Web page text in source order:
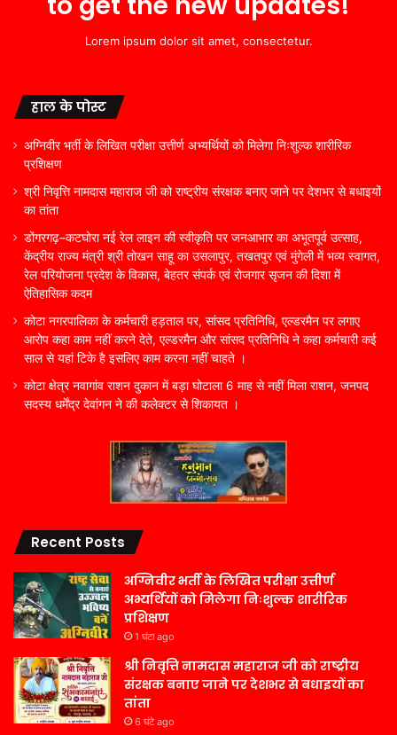
Lorem ipsum dolor sit amet, consectetur.
हाल के पोस्ट
अग्निवीर भर्ती के लिखित परीक्षा उत्तीर्ण अभ्यर्थियों को मिलेगा निःशुल्क शारीरिक
प्रशिक्षण
श्री निवृत्ति नामदास महाराज जी को राष्ट्रीय संरक्षक बनाए जाने पर देशभर से बधाइयों
का तांता
डोंगरगढ़–कटघोरा नई रेल लाइन की स्वीकृति पर जनआभार का अभूतपूर्व उत्साह,
केंद्रीय राज्य मंत्री श्री तोखन साहू का उसलापुर, तखतपुर एवं मुंगेली में भव्य स्वागत,
रेल परियोजना प्रदेश के विकास, बेहतर संपर्क एवं रोजगार सृजन की दिशा में
ऐतिहासिक कदम
कोटा नगरपालिका के कर्मचारी हड़ताल पर, सांसद प्रतिनिधि, एल्डरमैन पर लगाए
आरोप कहा काम नहीं करने देते, एल्डरमैन और सांसद प्रतिनिधि ने कहा कर्मचारी कई
साल से यहां टिके है इसलिए काम करना नहीं चाहते ।
कोटा क्षेत्र नवागांव राशन दुकान में बड़ा घोटाला 6 माह से नहीं मिला राशन, जनपद
सदस्य धर्मेंद्र देवांगन ने की कलेक्टर से शिकायत ।
Recent Posts
अग्निवीर भर्ती के लिखित परीक्षा उत्तीर्ण
अभ्यर्थियों को मिलेगा निःशुल्क शारीरिक
प्रशिक्षण
1 घंटा ago
श्री निवृत्ति नामदास महाराज जी को राष्ट्रीय
संरक्षक बनाए जाने पर देशभर से बधाइयों का
तांता
6 घंटे ago